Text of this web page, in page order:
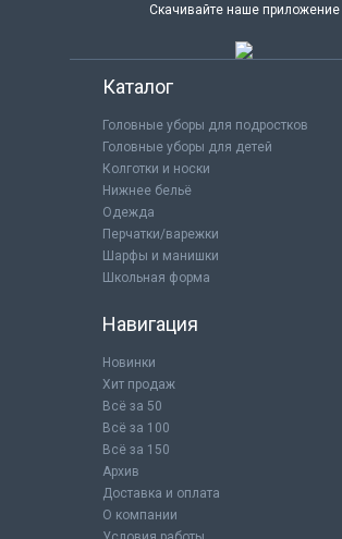
Скачивайте наше приложение
Каталог
Головные уборы для подростков
Головные уборы для детей
Колготки и носки
Нижнее бельё
Одежда
Перчатки/варежки
Шарфы и манишки
Школьная форма
Навигация
Новинки
Хит продаж
Всё за 50
Всё за 100
Всё за 150
Архив
Доставка и оплата
О компании